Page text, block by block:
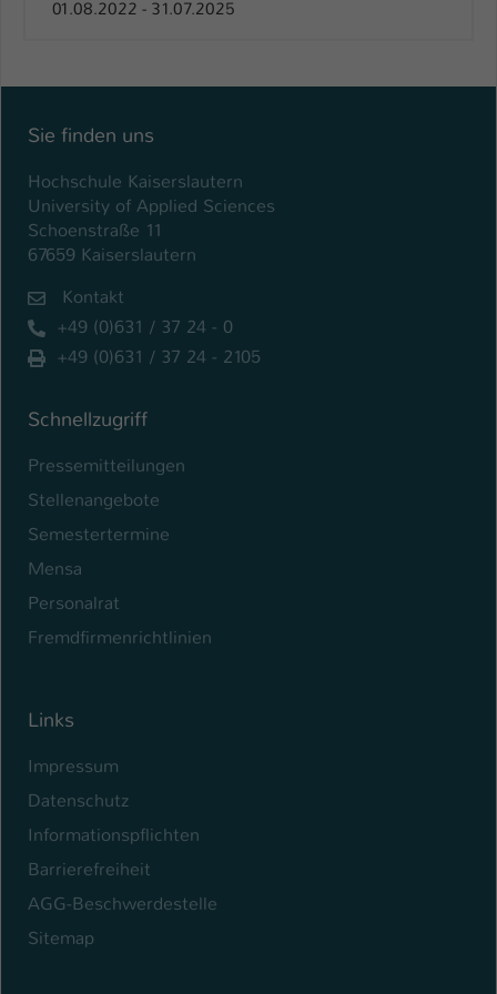
01.08.2022 - 31.07.2025
Sie finden uns
Hochschule Kaiserslautern
University of Applied Sciences
Schoenstraße 11
67659 Kaiserslautern
Kontakt
+49 (0)631 / 37 24 - 0
+49 (0)631 / 37 24 - 2105
Schnellzugriff
Pressemitteilungen
Stellenangebote
Semestertermine
Mensa
Personalrat
Fremdfirmenrichtlinien
Links
Impressum
Datenschutz
Informationspflichten
Barrierefreiheit
AGG-Beschwerdestelle
Sitemap
Anbieter TYPO3
Laufzeit
Zweck
Dieser Cookie teilt der Webseite mit, ob
ein Besucher im Typo3-Backend
angemeldet ist und Rechte besitzt diese
zu verwalten.